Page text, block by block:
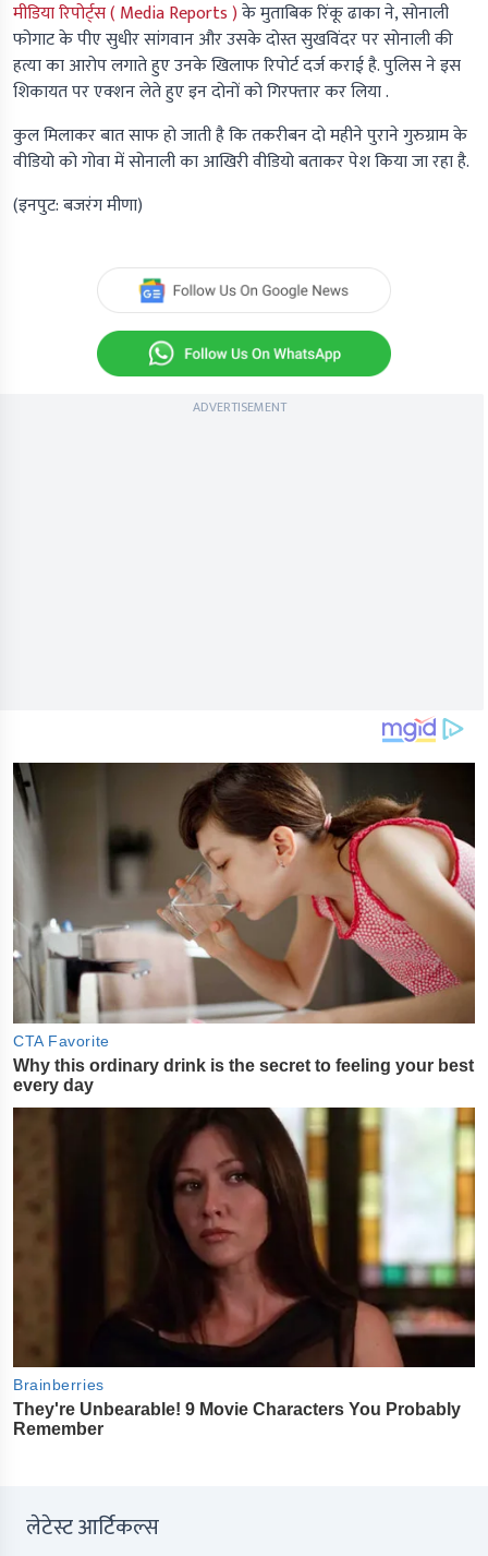
मीडिया रिपोर्ट्स( Media Reports )के मुताबिक रिंकू ढाका ने, सोनाली
फोगाट के पीए सुधीर सांगवान और उसके दोस्त सुखविंदर पर सोनाली की
हत्या का आरोप लगाते हुए उनके खिलाफ रिपोर्ट दर्ज कराई है. पुलिस ने इस
शिकायत पर एक्शन लेते हुए इन दोनों को गिरफ्तार कर लिया .
कुल मिलाकर बात साफ हो जाती है कि तकरीबन दो महीने पुराने गुरुग्राम के
वीडियो को गोवा में सोनाली का आखिरी वीडियो बताकर पेश किया जा रहा है.
(इनपुट: बजरंग मीणा)
ADVERTISEMENT
लेटेस्ट आर्टिकल्स